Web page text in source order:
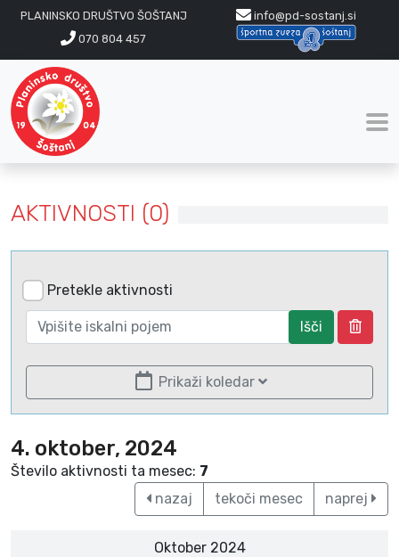
PLANINSKO DRUŠTVO ŠOŠTANJ
info@pd-sostanj.si
070 804 457
AKTIVNOSTI (0)
Pretekle aktivnosti
Išči
Prikaži koledar
4. oktober, 2024
Število aktivnosti ta mesec: 7
nazaj
tekoči mesec naprej
Oktober 2024